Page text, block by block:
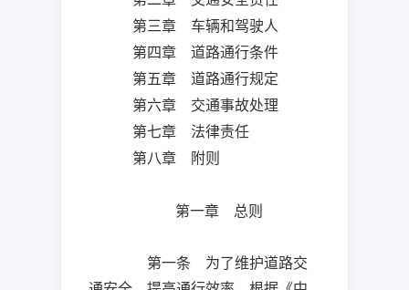
第三章 车辆和驾驶人
第四章 道路通行条件
第五章 道路通行规定
第六章 交通事故处理
第七章 法律责任
第八章 附则
第一章 总则
第一条 为了维护道路交